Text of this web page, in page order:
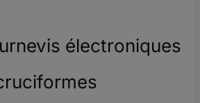
électroniques